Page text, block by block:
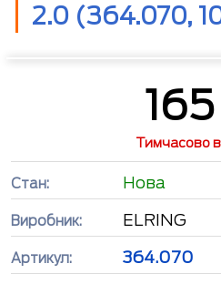
2.0 (364.070,
165
Тимчасово
Стан: Нова
Виробник: ELRING
Артикул: 364.070